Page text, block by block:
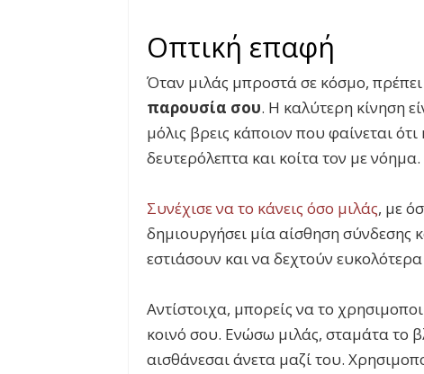
Οπτική επαφή
Όταν μιλάς μπροστά σε κόσμο, πρέπει
παρουσία σου. Η καλύτερη κίνηση
μόλις βρεις κάποιον που φαίνεται
δευτερόλεπτα και κοίτα τον με νόημα.
Συνέχισε να το κάνεις όσο μιλάς, με
δημιουργήσει μία αίσθηση σύνδεσης
εστιάσουν και να δεχτούν
Αντίστοιχα, μπορείς να το
κοινό σου. Ενώσω μιλάς, σταμάτα το
αισθάνεσαι άνετα μαζί του.